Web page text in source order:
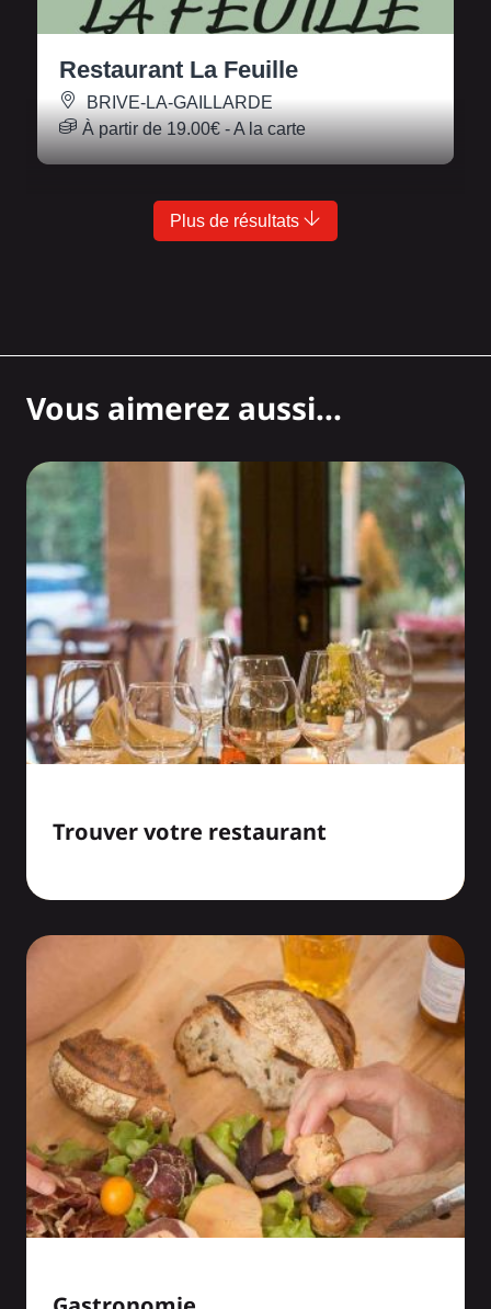
Restaurant La Feuille
BRIVE-LA-GAILLARDE
À partir de19.00€- A la carte
Plus de résultats
Vous aimerez aussi...
Trouver votre restaurant